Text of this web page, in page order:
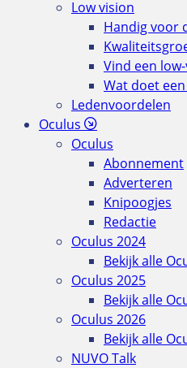
Low vision
Handig voor
Vind een
Wat doet
Ledenvoordelen
Oculus
Oculus
Abonnement
Adverteren
Knipoogjes
Redactie
Oculus 2024
Bekijk alle
Oculus 2025
Bekijk alle
Oculus 2026
Bekijk alle
NUVO Talk